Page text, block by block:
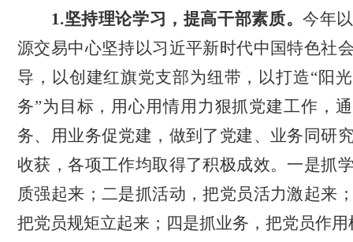
1.坚持理论学习，提高干部素质。今年
源交易中心坚持以习近平新时代中国特色社
导，以创建红旗党支部为纽带，以打造“阳
务”为目标，用心用情用力狠抓党建工作，
务、用业务促党建，做到了党建、业务同研
收获，各项工作均取得了积极成效。一是抓
质强起来；二是抓活动，把党员活力激起来
把党员规矩立起来；四是抓业务，把党员作用